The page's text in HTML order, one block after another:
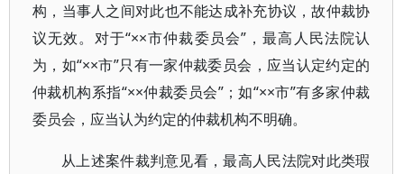
构，当事人之间对此也不能达成补充协议，故仲裁协
议无效。对于“××市仲裁委员会”，最高人民法院认
为，如“××市”只有一家仲裁委员会，应当认定约定的
仲裁机构系指“××仲裁委员会”；如“××市”有多家仲裁
委员会，应当认为约定的仲裁机构不明确。
从上述案件裁判意见看，最高人民法院对此类瑕